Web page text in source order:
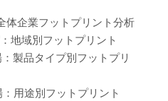
体企業フットプリント分析
地域別フットプリント
製品タイプ別フットプリ
用途別フットプリント